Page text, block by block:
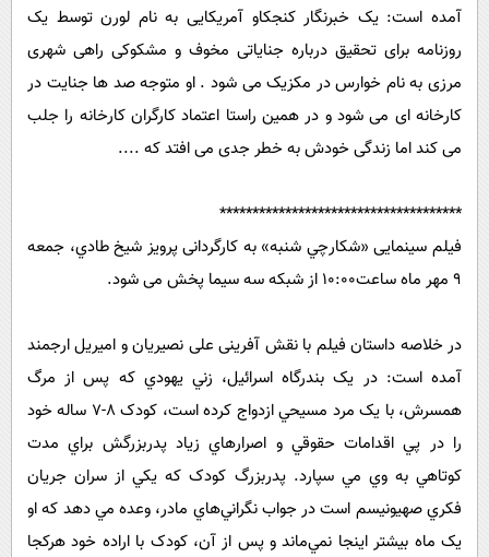
آمده است: یک خبرنگار کنجکاو آمریکایی به نام لورن توسط یک
روزنامه برای تحقیق درباره جنایاتی مخوف و مشکوکی راهی شهری
مرزی به نام خوارس در مکزیک می شود . او متوجه صد ها جنایت در
کارخانه ای می شود و در همین راستا اعتماد کارگران کارخانه را جلب
می کند اما زندگی خودش به خطر جدی می افتد که ....
*************************************
فیلم سینمایی «شکارچي شنبه» به کارگردانی پرويز شيخ طادي، جمعه
9 مهر ماه ساعت10:00 از شبکه سه سیما پخش می شود.
در خلاصه داستان فیلم با نقش آفرینی علی نصیریان و امیریل ارجمند
آمده است: در يک بندرگاه اسرائيل، زني يهودي که پس از مرگ
همسرش، با يک مرد مسيحي ازدواج کرده است، کودک 8-7 ساله خود
را در پي اقدامات حقوقي و اصرارهاي زياد پدربزرگش براي مدت
کوتاهي به وي مي سپارد. پدربزرگ کودک که يکي از سران جريان
فکري صهيونيسم است در جواب نگراني‌هاي مادر، وعده مي دهد که او
يک ماه بيشتر اينجا نمي‌ماند و پس از آن، کودک با اراده خود هرکجا